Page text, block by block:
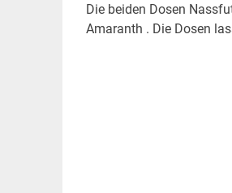
Die beiden Dosen
Amaranth . Die Dosen